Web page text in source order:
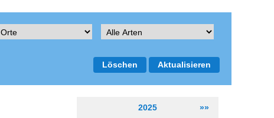
Löschen Aktualisieren
2025
»»